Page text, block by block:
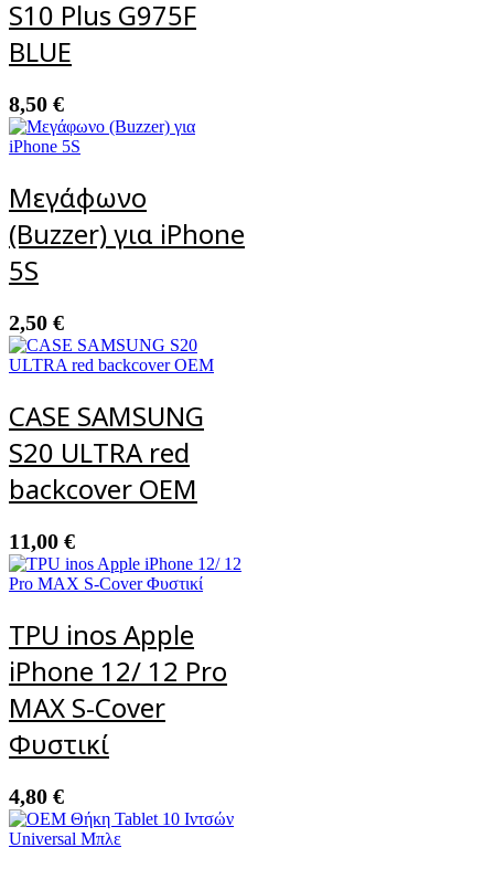
S10 Plus G975F
BLUE
8,50 €
Μεγάφωνο
(Buzzer) για iPhone
5S
2,50 €
CASE SAMSUNG
S20 ULTRA red
backcover OEM
11,00 €
TPU inos Apple
iPhone 12/ 12 Pro
MAX S-Cover
Φυστικί
4,80 €